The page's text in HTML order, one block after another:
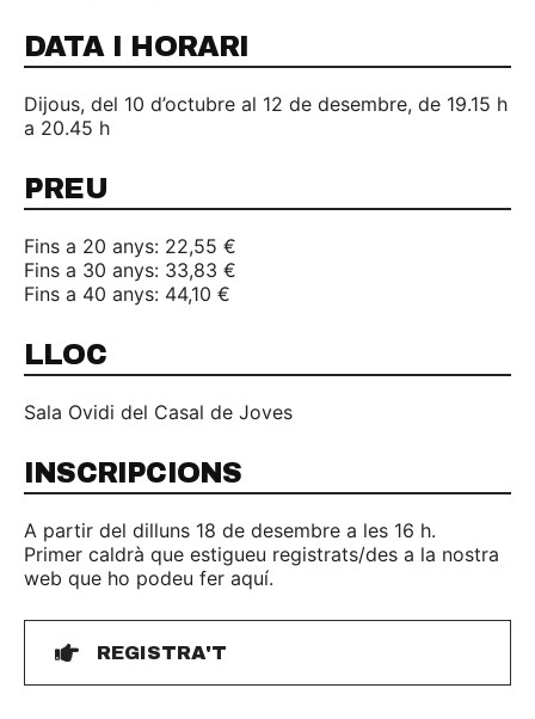
DATA I HORARI
Dijous, del 10 d’octubre al 12 de desembre, de 19.15 h
a 20.45 h
PREU
Fins a 20 anys: 22,55 €
Fins a 30 anys: 33,83 €
Fins a 40 anys: 44,10 €
LLOC
Sala Ovidi del Casal de Joves
INSCRIPCIONS
A partir del dilluns 18 de desembre a les 16 h.
Primer caldrà que estigueu registrats/des a la nostra
web que ho podeu fer aquí.
REGISTRA'T